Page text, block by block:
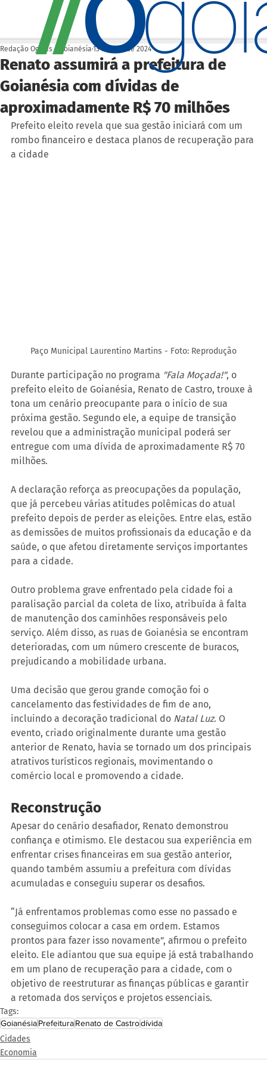
Renato assumirá a prefeitura de
Goianésia com dívidas de
aproximadamente R$ 70 milhões
Redação Ogoiás | Goianésia 13 de dez. de 2024
Prefeito eleito revela que sua gestão iniciará com um
rombo financeiro e destaca planos de recuperação para
a cidade
Paço Municipal Laurentino Martins - Foto: Reprodução
Durante participação no programa "Fala Moçada!", o
prefeito eleito de Goianésia, Renato de Castro, trouxe à
tona um cenário preocupante para o início de sua
próxima gestão. Segundo ele, a equipe de transição
revelou que a administração municipal poderá ser
entregue com uma dívida de aproximadamente R$ 70
milhões.
A declaração reforça as preocupações da população,
que já percebeu várias atitudes polêmicas do atual
prefeito depois de perder as eleições. Entre elas, estão
as demissões de muitos profissionais da educação e da
saúde, o que afetou diretamente serviços importantes
para a cidade.
Outro problema grave enfrentado pela cidade foi a
paralisação parcial da coleta de lixo, atribuída à falta
de manutenção dos caminhões responsáveis pelo
serviço. Além disso, as ruas de Goianésia se encontram
deterioradas, com um número crescente de buracos,
prejudicando a mobilidade urbana.
Uma decisão que gerou grande comoção foi o
cancelamento das festividades de fim de ano,
incluindo a decoração tradicional do Natal Luz. O
evento, criado originalmente durante uma gestão
anterior de Renato, havia se tornado um dos principais
atrativos turísticos regionais, movimentando o
comércio local e promovendo a cidade.
Reconstrução
Apesar do cenário desafiador, Renato demonstrou
confiança e otimismo. Ele destacou sua experiência em
enfrentar crises financeiras em sua gestão anterior,
quando também assumiu a prefeitura com dívidas
acumuladas e conseguiu superar os desafios.
“Já enfrentamos problemas como esse no passado e
conseguimos colocar a casa em ordem. Estamos
prontos para fazer isso novamente”, afirmou o prefeito
eleito. Ele adiantou que sua equipe já está trabalhando
em um plano de recuperação para a cidade, com o
objetivo de reestruturar as finanças públicas e garantir
a retomada dos serviços e projetos essenciais.
Tags:
GoianésiaPrefeituraRenato de Castrodívida
Cidades
Economia